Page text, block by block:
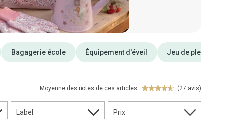
Bagagerie école Équipement d'éveil Jeu de plein air
Moyenne des notes de ces articles : (27 avis)
Label Prix